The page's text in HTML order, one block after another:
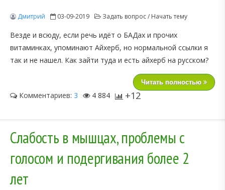
Дмитрий 03-09-2019 Задать вопрос / Начать тему
Везде и всюду, если речь идёт о БАДах и прочих
витаминках, упоминают Айхерб, но нормальной ссылки я
так и не нашел. Как зайти туда и есть айхерб на русском?
Читать полностью
Комментариев: 3 4 884 +12
Слабость в мышцах, проблемы с
голосом и подергивания более 2
лет